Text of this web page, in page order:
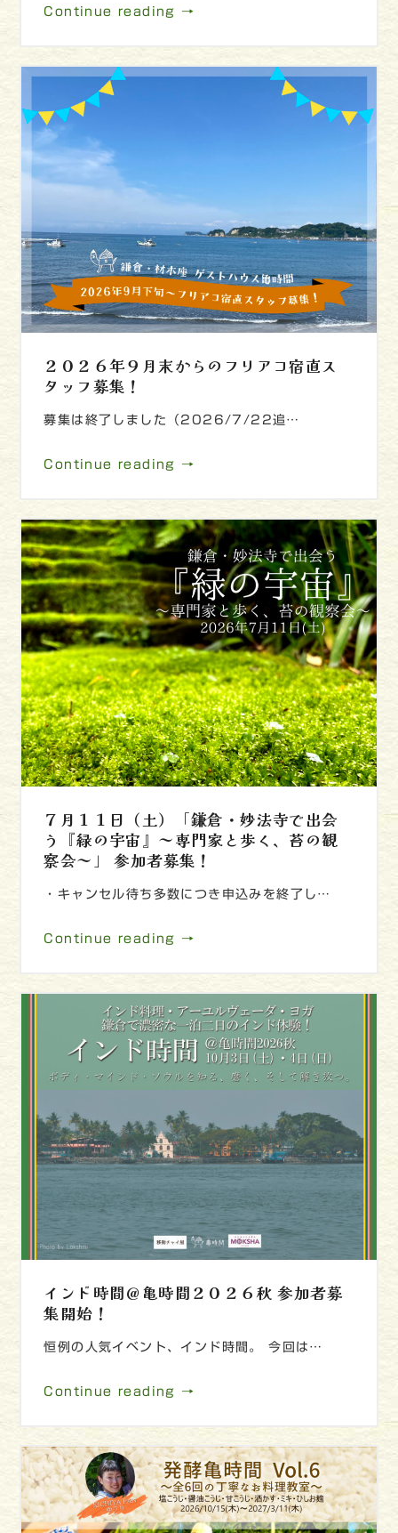
Continue reading →
２０２６年９月末からのフリアコ宿直ス
タッフ募集！
募集は終了しました（2026/7/22追…
Continue reading →
７月１１日（土）「鎌倉・妙法寺で出会
う『緑の宇宙』～専門家と歩く、苔の観
察会～」 参加者募集！
・キャンセル待ち多数につき申込みを終了し…
Continue reading →
インド時間＠亀時間２０２６秋 参加者募
集開始！
恒例の人気イベント、インド時間。 今回は…
Continue reading →